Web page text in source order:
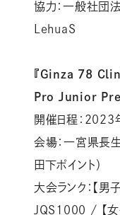
協力：一般社
LehuaS
『Ginza 78
Pro Junior
開催日程：2023
会場：一宮県長
田下ポイント）
大会ランク：【男
JQS1000 / 【女